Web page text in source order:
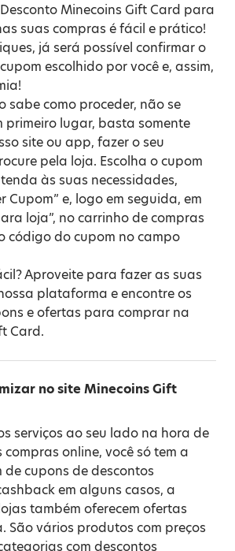
Minecoins Gift Card para
suas compras é fácil e prático!
já será possível confirmar o
escolhido por você e, assim,
sabe como proceder, não se
primeiro lugar, basta somente
site ou app, fazer o seu
pela loja. Escolha o cupom
às suas necessidades,
Cupom” e, logo em seguida, em
loja”, no carrinho de compras
código do cupom no campo
Aproveite para fazer as suas
plataforma e encontre os
e ofertas para comprar na
Card.
no site Minecoins Gift
serviços ao seu lado na hora de
online, você só tem a
de cupons de descontos
em alguns casos, a
também oferecem ofertas
São vários produtos com preços
com descontos